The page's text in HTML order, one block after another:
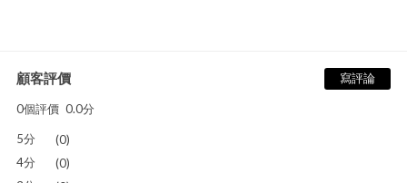
顧客評價
0個評價 0.0分
寫評論
5分
(0)
4分
(0)